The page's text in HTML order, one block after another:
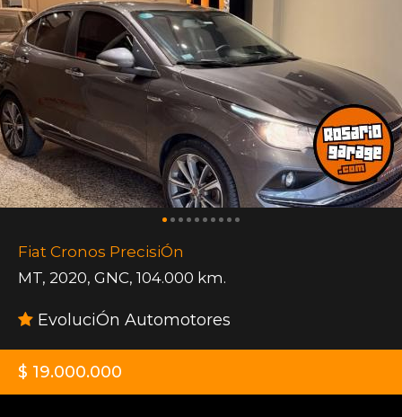
Fiat Cronos PrecisiÓn
MT, 2020, GNC, 104.000 km.
EvoluciÓn Automotores
$ 19.000.000